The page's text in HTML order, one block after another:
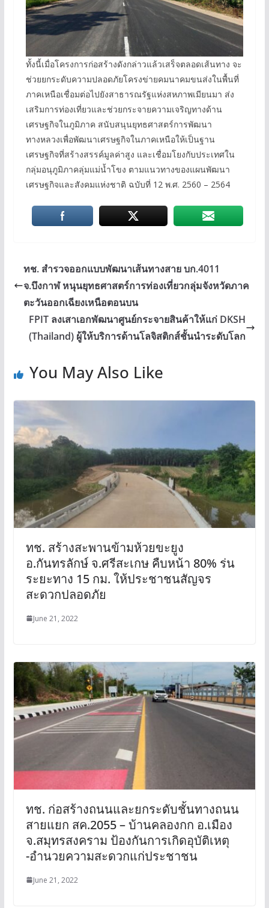
ทั้งนี้เมื่อโครงการก่อสร้างดังกล่าวแล้วเสร็จตลอดเส้นทาง จะ
ช่วยยกระดับความปลอดภัยโครงข่ายคมนาคมขนส่งในพื้นที่
ภาคเหนือเชื่อมต่อไปยังสาธารณรัฐแห่งสหภาพเมียนมา ส่ง
เสริมการท่องเที่ยวและช่วยกระจายความเจริญทางด้าน
เศรษฐกิจในภูมิภาค สนับสนุนยุทธศาสตร์การพัฒนา
ทางหลวงเพื่อพัฒนาเศรษฐกิจในภาคเหนือให้เป็นฐาน
เศรษฐกิจที่สร้างสรรค์มูลค่าสูง และเชื่อมโยงกับประเทศใน
กลุ่มอนุภูมิภาคลุ่มแม่น้ำโขง ตามแนวทางของแผนพัฒนา
เศรษฐกิจและสังคมแห่งชาติ ฉบับที่ 12 พ.ศ. 2560 – 2564
ทช. สำรวจออกแบบพัฒนาเส้นทางสาย บก.4011
จ.บึงกาฬ หนุนยุทธศาสตร์การท่องเที่ยวกลุ่มจังหวัดภาค
ตะวันออกเฉียงเหนือตอนบน
FPIT ลงเสาเอกพัฒนาศูนย์กระจายสินค้าให้แก่ DKSH
(Thailand) ผู้ให้บริการด้านโลจิสติกส์ชั้นนำระดับโลก
You May Also Like
ทช. สร้างสะพานข้ามห้วยขะยูง
อ.กันทรลักษ์ จ.ศรีสะเกษ คืบหน้า 80% ร่น
ระยะทาง 15 กม. ให้ประชาชนสัญจร
สะดวกปลอดภัย
June 21, 2022
ทช. ก่อสร้างถนนและยกระดับชั้นทางถนน
สายแยก สค.2055 – บ้านคลองกก อ.เมือง
จ.สมุทรสงคราม ป้องกันการเกิดอุบัติเหตุ
-อำนวยความสะดวกแก่ประชาชน
June 21, 2022